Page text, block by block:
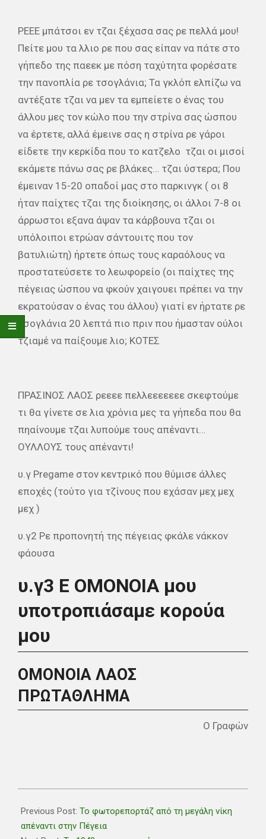
ΡΕΕΕ μπάτσοι εν τζαι ξέχασα σας ρε πελλά μου!
Πείτε μου τα λλιο ρε που σας είπαν να πάτε στο
γήπεδο της παεεκ με πόση ταχύτητα φορέσατε
την πανοπλία ρε τσογλάνια; Τα γκλόπ ελπίζω να
αντέξατε τζαι να μεν τα εμπείετε ο ένας του
άλλου μες τον κώλο που την στρίνα σας ώσπου
να έρτετε, αλλά έμεινε σας η στρίνα ρε γάροι
είδετε την κερκίδα που το κατζελο τζαι οι μισοί
εκάμετε πάνω σας ρε βλάκες… τζαι ύστερα; Που
έμειναν 15-20 οπαδοί μας στο παρκινγκ ( οι 8
ήταν παίχτες τζαι της διοίκησης, οι άλλοι 7-8 οι
άρρωστοι εξανα άψαν τα κάρβουνα τζαι οι
υπόλοιποι ετρώαν σάντουιτς που τον
βατυλιώτη) ήρτετε όπως τους καραόλους να
προστατεύσετε το λεωφορείο (οι παίχτες της
πέγειας ώσπου να φκούν χαιγουει πρέπει να την
εκρατούσαν ο ένας του άλλου) γιατί εν ήρτατε ρε
τσογλάνια 20 λεπτά πιο πριν που ήμασταν ούλοι
τζιαμέ να παίξουμε λιο; ΚΟΤΕΣ
ΠΡΑΣΙΝΟΣ ΛΑΟΣ ρεεεε πελλεεεεεεε σκεφτούμε
τι θα γίνετε σε λια χρόνια μες τα γήπεδα που θα
πηαίνουμε τζαι λυπούμε τους απέναντι…
ΟΥΛΛΟΥΣ τους απέναντι!
υ.γ Pregame στον κεντρικό που θύμισε άλλες
εποχές (τούτο για τζίνους που εχάσαν μεχ μεχ
μεχ )
υ.γ2 Ρε προπονητή της πέγειας φκάλε νάκκον
φάουσα
υ.γ3 Ε ΟΜΟΝΟΙΑ μου
υποτροπιάσαμε κορούα
μου
ΟΜΟΝΟΙΑ ΛΑΟΣ
ΠΡΩΤΑΘΛΗΜΑ
Ο Γραφών
02-
25
Previous Post: Το φωτορεπορτάζ από τη μεγάλη νίκη
απέναντι στην Πέγεια